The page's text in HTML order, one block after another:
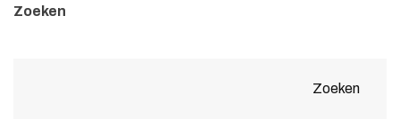
Zoeken
Zoeken